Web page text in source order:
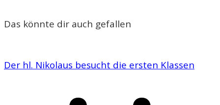
Das könnte dir auch gefallen
Der hl. Nikolaus besucht die ersten Klassen